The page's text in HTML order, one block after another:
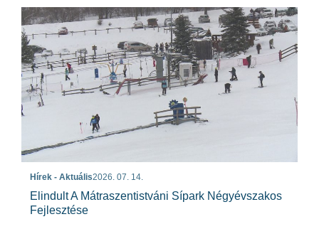
Hírek - Aktuális2026. 07. 14.
Elindult A Mátraszentistváni Sípark Négyévszakos
Fejlesztése